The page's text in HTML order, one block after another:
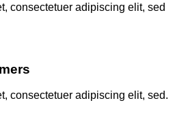
consectetuer adipiscing elit, sed
consectetuer adipiscing elit, sed.